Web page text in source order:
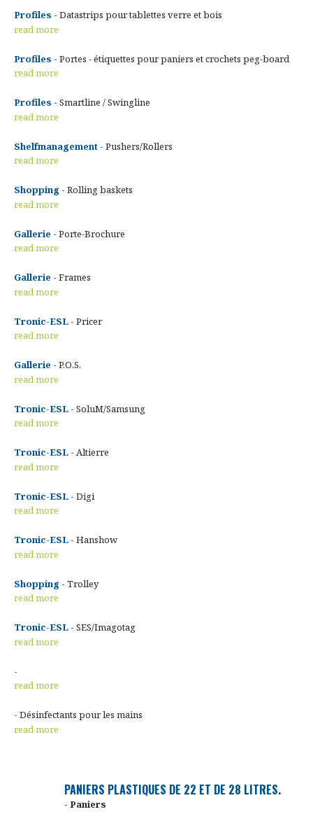
Profiles - Datastrips pour tablettes verre et bois
read more
Profiles - Portes - étiquettes pour paniers et crochets peg-board
read more
Profiles - Smartline / Swingline
read more
Shelfmanagement - Pushers/Rollers
read more
Shopping - Rolling baskets
read more
Gallerie - Porte-Brochure
read more
Gallerie - Frames
read more
Tronic-ESL - Pricer
read more
Gallerie - P.O.S.
read more
Tronic-ESL - SoluM/Samsung
read more
Tronic-ESL - Altierre
read more
Tronic-ESL - Digi
read more
Tronic-ESL - Hanshow
read more
Shopping - Trolley
read more
Tronic-ESL - SES/Imagotag
read more
-
read more
- Désinfectants pour les mains
read more
PANIERS PLASTIQUES DE 22 ET DE 28 LITRES.
- Paniers